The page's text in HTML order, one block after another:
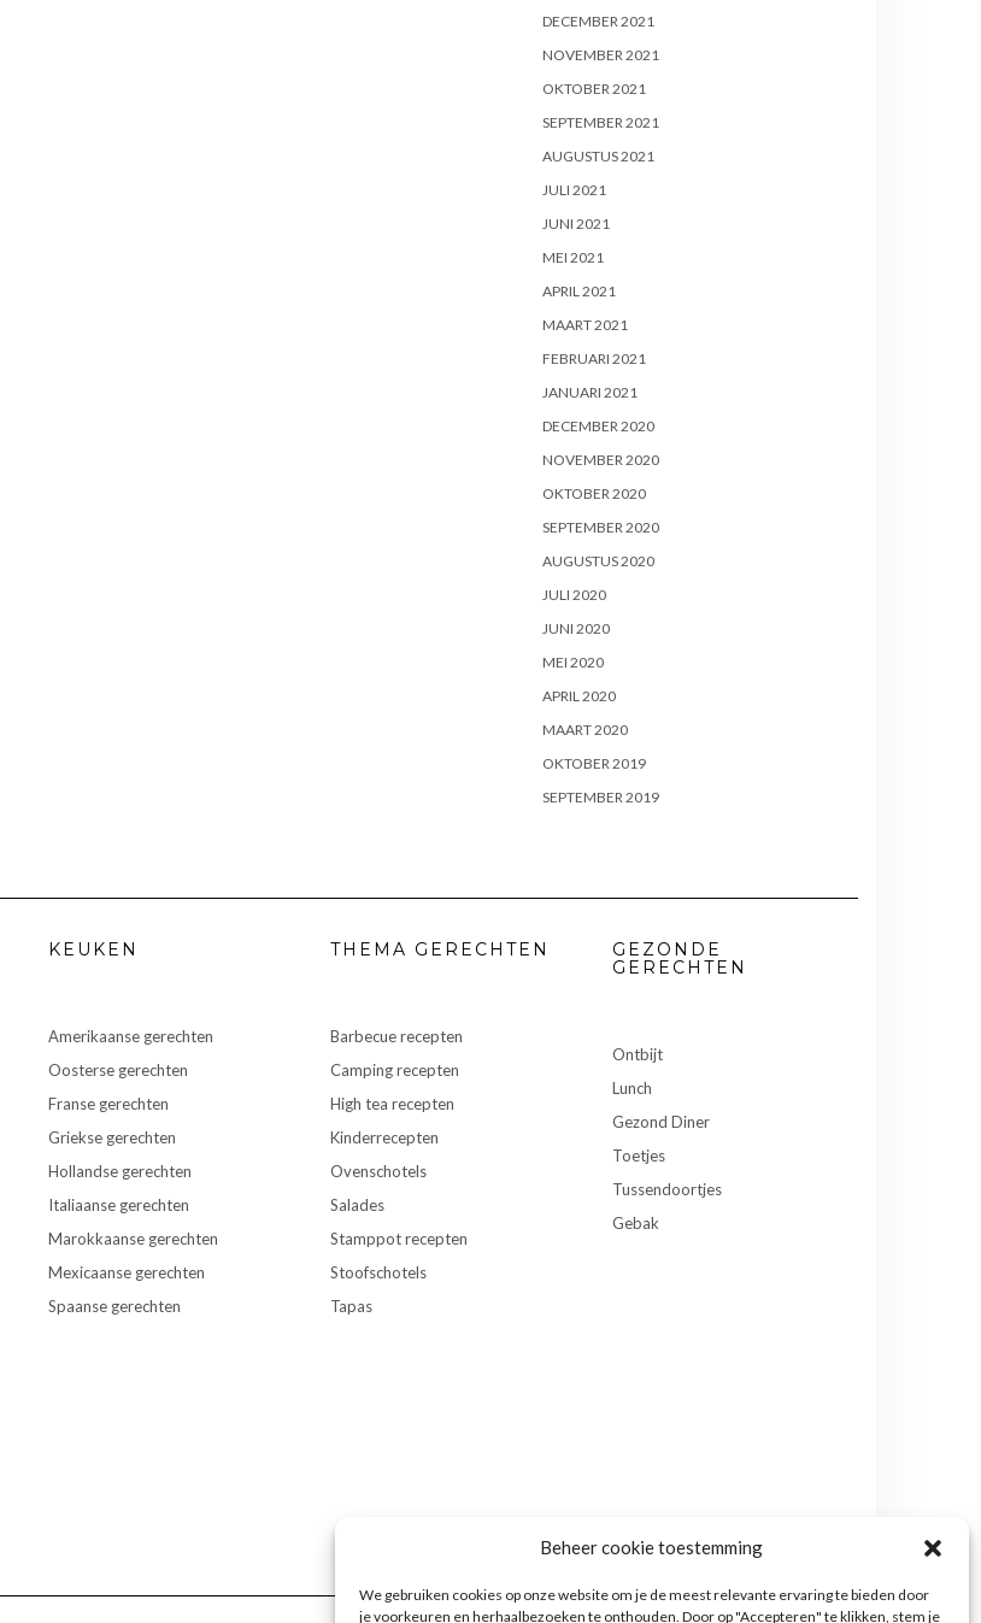
Beheer cookie toestemming
We gebruiken cookies op onze website om je de meest relevante ervaring te bieden door
je voorkeuren en herhaalbezoeken te onthouden. Door op "Accepteren" te klikken, stem je
DECEMBER 2021
NOVEMBER 2021
OKTOBER 2021
SEPTEMBER 2021
AUGUSTUS 2021
JULI 2021
JUNI 2021
MEI 2021
APRIL 2021
MAART 2021
FEBRUARI 2021
JANUARI 2021
DECEMBER 2020
NOVEMBER 2020
OKTOBER 2020
SEPTEMBER 2020
AUGUSTUS 2020
JULI 2020
JUNI 2020
MEI 2020
APRIL 2020
MAART 2020
OKTOBER 2019
SEPTEMBER 2019
KEUKEN
Amerikaanse gerechten
Oosterse gerechten
Franse gerechten
Griekse gerechten
Hollandse gerechten
Italiaanse gerechten
Marokkaanse gerechten
Mexicaanse gerechten
Spaanse gerechten
THEMA GERECHTEN
Barbecue recepten
Camping recepten
High tea recepten
Kinderrecepten
Ovenschotels
Salades
Stamppot recepten
Stoofschotels
Tapas
GEZONDE
GERECHTEN
Ontbijt
Lunch
Gezond Diner
Toetjes
Tussendoortjes
Gebak